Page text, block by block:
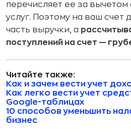
перечисляет ее за
услуг. Поэтому на ваш счет
часть выручки, а
поступлений на счет —
Читайте также:
Как и зачем вести учет
Как легко вести учет
Google-таблицах
10 способов уменьшить
бизнес